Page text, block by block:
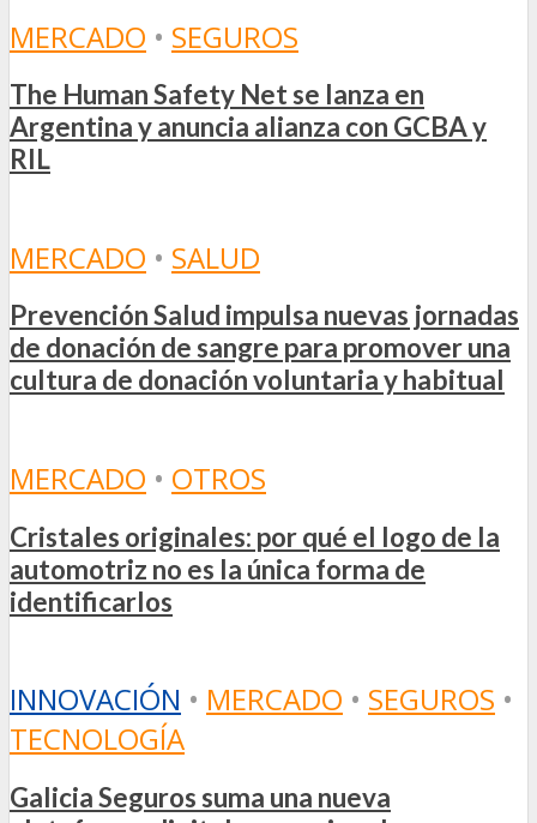
MERCADO • SEGUROS
The Human Safety Net se lanza en
Argentina y anuncia alianza con GCBA y
RIL
MERCADO • SALUD
Prevención Salud impulsa nuevas jornadas
de donación de sangre para promover una
cultura de donación voluntaria y habitual
MERCADO • OTROS
Cristales originales: por qué el logo de la
automotriz no es la única forma de
identificarlos
INNOVACIÓN • MERCADO • SEGUROS •
TECNOLOGÍA
Galicia Seguros suma una nueva